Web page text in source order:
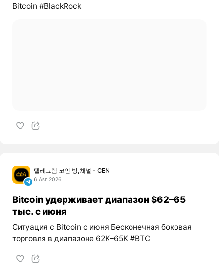
Bitcoin #BlackRock
텔레그램 코인 방,채널 - CEN
6 Авг 2026
Bitcoin удерживает диапазон $62–65
тыс. с июня
Ситуация с Bitcoin с июня Бесконечная боковая
торговля в диапазоне 62K–65K #BTC